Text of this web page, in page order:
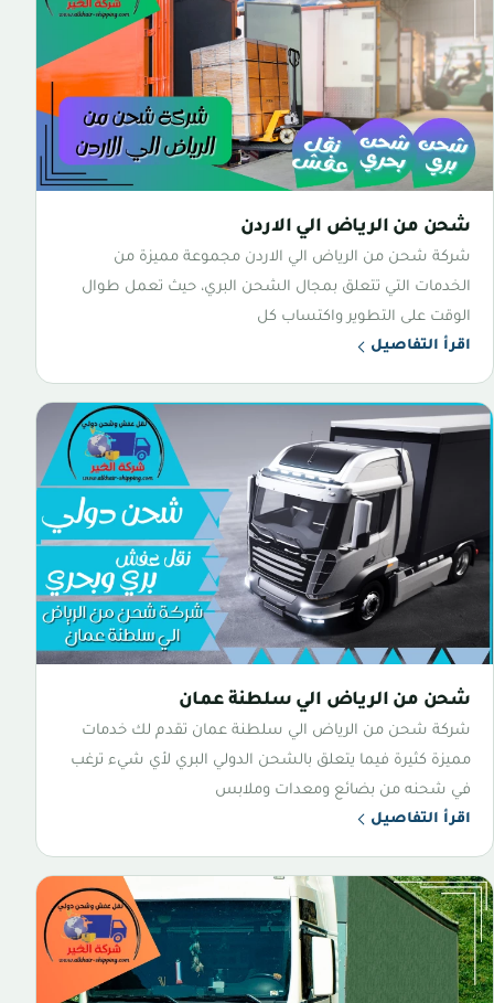
شحن من الرياض الي الاردن
شركة شحن من الرياض الي الاردن مجموعة مميزة من
الخدمات التي تتعلق بمجال الشحن البري، حيث تعمل طوال
الوقت على التطوير واكتساب كل
اقرأ التفاصيل
شحن من الرياض الي سلطنة عمان
شركة شحن من الرياض الي سلطنة عمان تقدم لك خدمات
مميزة كثيرة فيما يتعلق بالشحن الدولي البري لأي شيء ترغب
في شحنه من بضائع ومعدات وملابس
اقرأ التفاصيل